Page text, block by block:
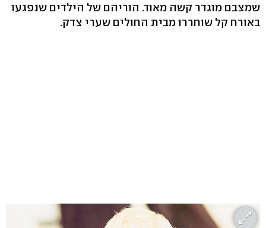
שמצבם מוגדר קשה מאוד. הוריהם של הילדים שנפגעו
באורח קל שוחררו מבית החולים שערי צדק.